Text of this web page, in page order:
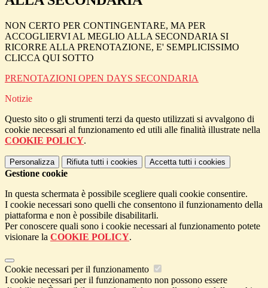
NON CERTO PER CONTINGENTARE, MA PER
ACCOGLIERVI AL MEGLIO ALLA SECONDARIA SI
RICORRE ALLA PRENOTAZIONE, E' SEMPLICISSIMO
CLICCA QUI SOTTO
PRENOTAZIONI OPEN DAYS SECONDARIA
Notizie
Questo sito o gli strumenti terzi da questo utilizzati si avvalgono di
cookie necessari al funzionamento ed utili alle finalità illustrate nella
COOKIE POLICY.
Personalizza Rifiuta tutti i cookies Accetta tutti i cookies
Gestione cookie
In questa schermata è possibile scegliere quali cookie consentire.
I cookie necessari sono quelli che consentono il funzionamento della
piattaforma e non è possibile disabilitarli.
Per conoscere quali sono i cookie necessari al funzionamento potete
visionare la COOKIE POLICY.
Cookie necessari per il funzionamento
I cookie necessari per il funzionamento non possono essere